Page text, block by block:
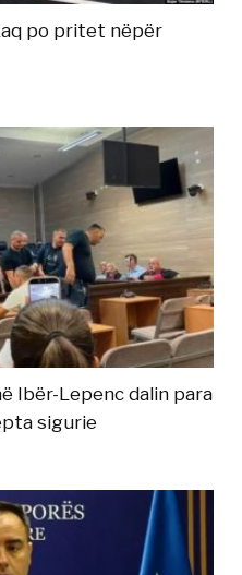
po pritet nëpër
Ibër-Lepenc dalin para
sigurie